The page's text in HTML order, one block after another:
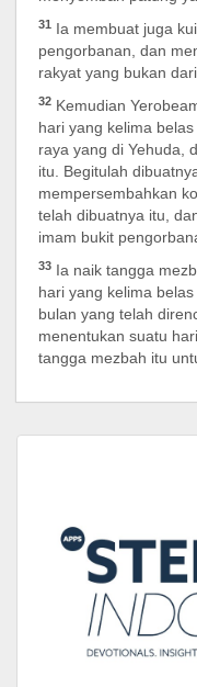
31 Ia membuat juga
pengorbanan, dan
rakyat yang bukan
32 Kemudian
hari yang kelima
raya yang di Yehuda,
itu. Begitulah
mempersembahkan
telah dibuatnya itu,
imam bukit
33 Ia naik tangga
hari yang kelima
bulan yang telah
menentukan suatu
tangga mezbah itu